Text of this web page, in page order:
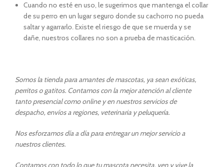
Cuando no esté en uso, le sugerimos que mantenga el collar
de su perro en un lugar seguro donde su cachorro no pueda
saltar y agarrarlo. Existe el riesgo de que se muerda y se
dañe, nuestros collares no son a prueba de masticación.
Somos la tienda para amantes de mascotas, ya sean exóticas,
perritos o gatitos. Contamos con la mejor atención al cliente
tanto presencial como online y en nuestros servicios de
despacho, envíos a regiones, veterinaria y peluquería.
Nos esforzamos día a día para entregar un mejor servicio a
nuestros clientes.
Contamos con todo lo que tu mascota necesita, ven y vive la